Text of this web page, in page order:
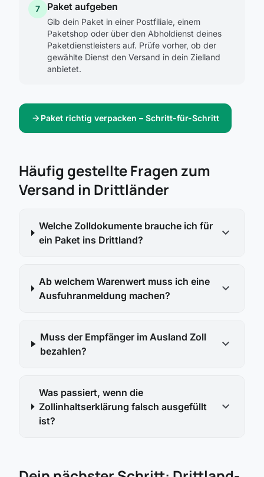
7 Paket aufgeben
Gib dein Paket in einer Postfiliale, einem
Paketshop oder über den Abholdienst deines
Paketdienstleisters auf. Prüfe vorher, ob der
gewählte Dienst den Versand in dein Zielland
anbietet.
arrow_forward Paket richtig verpacken – Schritt-für-Schritt
Häufig gestellte Fragen zum
Versand in Drittländer
Welche Zolldokumente brauche ich für
ein Paket ins Drittland?
expand_more
Ab welchem Warenwert muss ich eine
Ausfuhranmeldung machen?
expand_more
Muss der Empfänger im Ausland Zoll
bezahlen?
expand_more
Was passiert, wenn die
Zollinhaltserklärung falsch ausgefüllt
ist?
expand_more